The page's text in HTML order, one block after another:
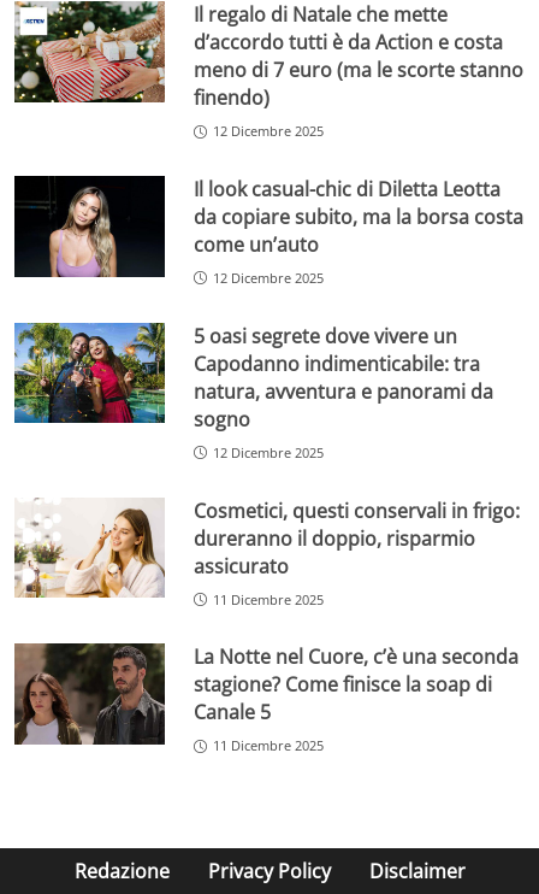
Il regalo di Natale che mette
d’accordo tutti è da Action e costa
meno di 7 euro (ma le scorte stanno
finendo)
12 Dicembre 2025
Il look casual-chic di Diletta Leotta
da copiare subito, ma la borsa costa
come un’auto
12 Dicembre 2025
5 oasi segrete dove vivere un
Capodanno indimenticabile: tra
natura, avventura e panorami da
sogno
12 Dicembre 2025
Cosmetici, questi conservali in frigo:
dureranno il doppio, risparmio
assicurato
11 Dicembre 2025
La Notte nel Cuore, c’è una seconda
stagione? Come finisce la soap di
Canale 5
11 Dicembre 2025
Redazione Privacy Policy Disclaimer